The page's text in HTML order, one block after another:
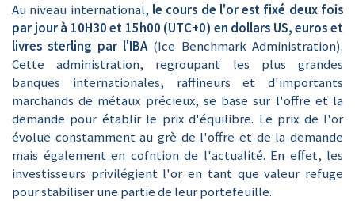
Au niveau international, le cours de l'or est fixé deux fois
par jour à 10H30 et 15h00 (UTC+0) en dollars US, euros et
livres sterling par l'IBA(Ice Benchmark Administration).
Cette administration, regroupant les plus grandes
banques internationales, raffineurs et d'importants
marchands de métaux précieux, se base sur l'offre et la
demande pour établir le prix d'équilibre. Le prix de l'or
évolue constamment au grè de l'offre et de la demande
mais également en cofntion de l'actualité. En effet, les
investisseurs privilégient l'or en tant que valeur refuge
pour stabiliser une partie de leur portefeuille.